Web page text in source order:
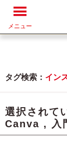
メニュー
タグ検索： イン
選択されて
Canva , 入